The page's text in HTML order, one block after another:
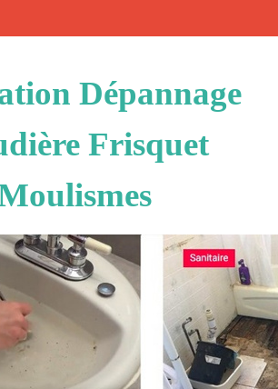
Dépannage
Frisquet